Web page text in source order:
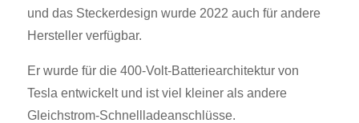
und das Steckerdesign wurde 2022 auch für andere
Hersteller verfügbar.
Er wurde für die 400-Volt-Batteriearchitektur von
Tesla entwickelt und ist viel kleiner als andere
Gleichstrom-Schnellladeanschlüsse.